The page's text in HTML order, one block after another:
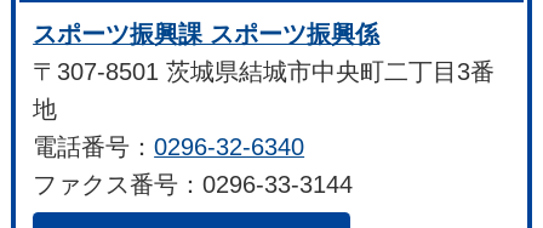
スポーツ振興課 スポーツ振興係
〒307-8501 茨城県結城市中央町二丁目3番
地
電話番号：0296-32-6340
ファクス番号：0296-33-3144